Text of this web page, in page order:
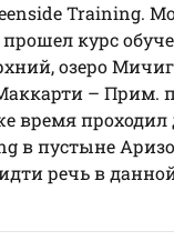
Training.
курс
озеро
– Прим.
время проходил
в пустыне
речь в